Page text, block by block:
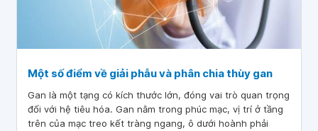
Một số điểm về giải phẫu và phân chia thùy gan
Gan là một tạng có kích thước lớn, đóng vai trò quan trọng
đối với hệ tiêu hóa. Gan nằm trong phúc mạc, vị trí ở tầng
trên của mạc treo kết tràng ngang, ô dưới hoành phải